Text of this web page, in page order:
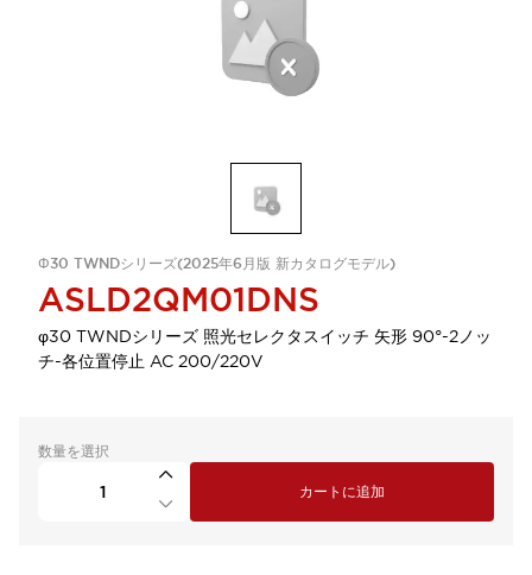
Φ30 TWNDシリーズ(2025年6月版 新カタログモデル)
ASLD2QM01DNS
φ30 TWNDシリーズ 照光セレクタスイッチ 矢形 90°-2ノッ
チ-各位置停止 AC 200/220V
数量を選択
カートに追加